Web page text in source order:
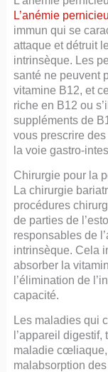
L’anémie
immun qui se
attaque et détruit
intrinsèque. Les
santé ne peuvent
vitamine B12, et
riche en B12 ou
suppléments de
vous prescrire
la voie gastro-
Chirurgie pour la
La chirurgie
procédures
de parties de
responsables de
intrinsèque. Cela
absorber la
l’élimination de
capacité.
Les maladies qui
l’appareil
maladie
malabsorption